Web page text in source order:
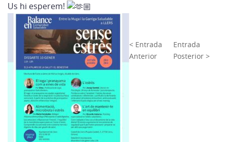
Us hi esperem!
< Entrada
Anterior
Entrada
Posterior >